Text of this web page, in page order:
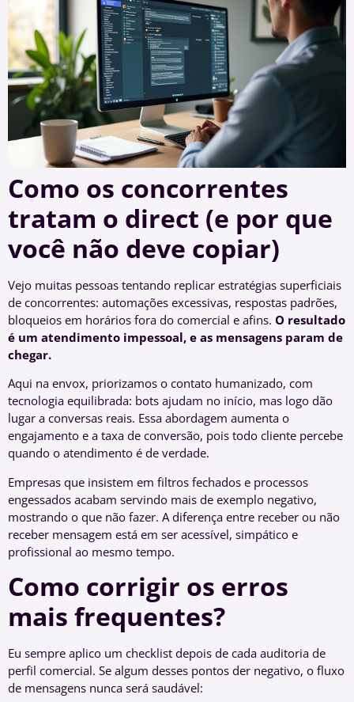
Como os concorrentes
tratam o direct (e por que
você não deve copiar)
Vejo muitas pessoas tentando replicar estratégias superficiais
de concorrentes: automações excessivas, respostas padrões,
bloqueios em horários fora do comercial e afins. O resultado
é um atendimento impessoal, e as mensagens param de
chegar.
Aqui na envox, priorizamos o contato humanizado, com
tecnologia equilibrada: bots ajudam no início, mas logo dão
lugar a conversas reais. Essa abordagem aumenta o
engajamento e a taxa de conversão, pois todo cliente percebe
quando o atendimento é de verdade.
Empresas que insistem em filtros fechados e processos
engessados acabam servindo mais de exemplo negativo,
mostrando o que não fazer. A diferença entre receber ou não
receber mensagem está em ser acessível, simpático e
profissional ao mesmo tempo.
Como corrigir os erros
mais frequentes?
Eu sempre aplico um checklist depois de cada auditoria de
perfil comercial. Se algum desses pontos der negativo, o fluxo
de mensagens nunca será saudável: